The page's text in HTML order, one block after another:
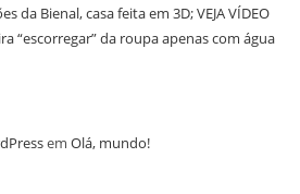
da Bienal, casa feita em 3D; VEJA VÍDEO
“escorregar” da roupa apenas com água
emOlá, mundo!